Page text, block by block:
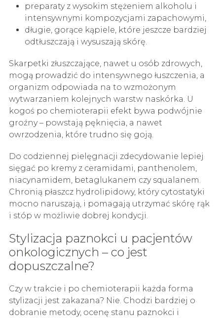
preparaty z wysokim stężeniem alkoholu i
intensywnymi kompozycjami zapachowymi,
długie, gorące kąpiele, które jeszcze bardziej
odtłuszczają i wysuszają skórę.
Skarpetki złuszczające, nawet u osób zdrowych,
mogą prowadzić do intensywnego łuszczenia, a
organizm odpowiada na to wzmożonym
wytwarzaniem kolejnych warstw naskórka. U
kogoś po chemioterapii efekt bywa podwójnie
groźny – powstają pęknięcia, a nawet
owrzodzenia, które trudno się goją.
Do codziennej pielęgnacji zdecydowanie lepiej
sięgać po kremy z ceramidami, panthenolem,
niacynamidem, betaglukanem czy squalanem.
Chronią płaszcz hydrolipidowy, który cytostatyki
mocno naruszają, i pomagają utrzymać skórę rąk
i stóp w możliwie dobrej kondycji.
Stylizacja paznokci u pacjentów
onkologicznych – co jest
dopuszczalne?
Czy w trakcie i po chemioterapii każda forma
stylizacji jest zakazana? Nie. Chodzi bardziej o
dobranie metody, ocenę stanu paznokci i